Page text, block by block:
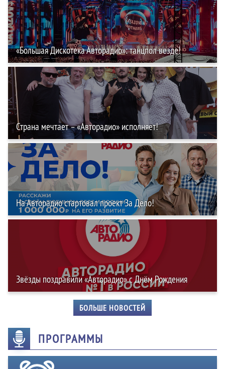
«Большая Дискотека Авторадио»: танцпол везде!
Страна мечтает – «Авторадио» исполняет!
На Авторадио стартовал проект За Дело!
Звёзды поздравили «Авторадио» с Днём Рождения
БОЛЬШЕ НОВОСТЕЙ
ПРОГРАММЫ